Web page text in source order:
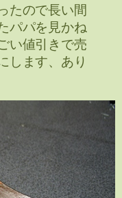
たので長い間
パパを見かね
い値引きで売
します、あり